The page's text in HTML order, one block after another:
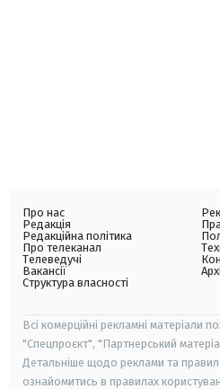
Про нас
Редакція
Редакційна політика
Про телеканал
Телеведучі
Вакансії
Структура власності
Всі комерційні рекламні матеріали
"Спецпроєкт", "Партнерський
Детальніше щодо реклами та
ознайомитись в правилах